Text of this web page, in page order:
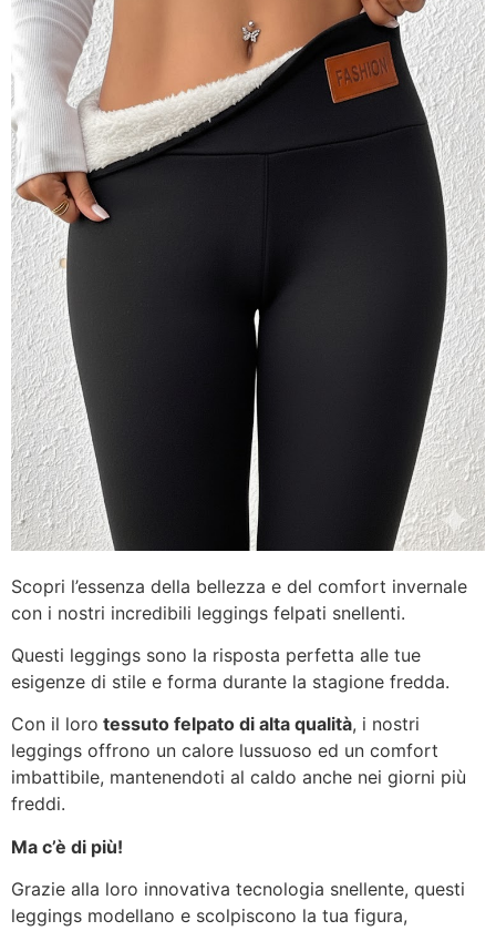
Scopri l’essenza della bellezza e del comfort invernale
con i nostri incredibili leggings felpati snellenti.
Questi leggings sono la risposta perfetta alle tue
esigenze di stile e forma durante la stagione fredda.
Con il loro tessuto felpato di alta qualità, i nostri
leggings offrono un calore lussuoso ed un comfort
imbattibile, mantenendoti al caldo anche nei giorni più
freddi.
Ma c’è di più!
Grazie alla loro innovativa tecnologia snellente, questi
leggings modellano e scolpiscono la tua figura,